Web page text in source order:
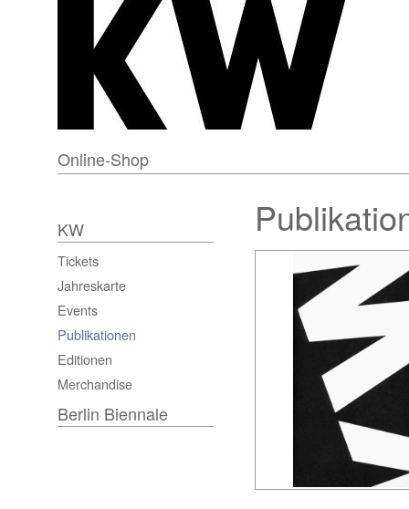
Online-Shop
KW
Tickets
Jahreskarte
Events
Publikationen
Editionen
Merchandise
Berlin Biennale